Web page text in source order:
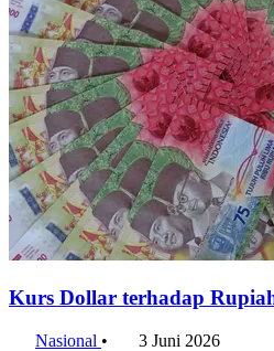
Kurs Dollar terhadap
Nasional • 3 Juni 2026